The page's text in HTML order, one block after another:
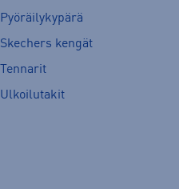
Pyöräilykypärä
Skechers kengät
Tennarit
Ulkoilutakit